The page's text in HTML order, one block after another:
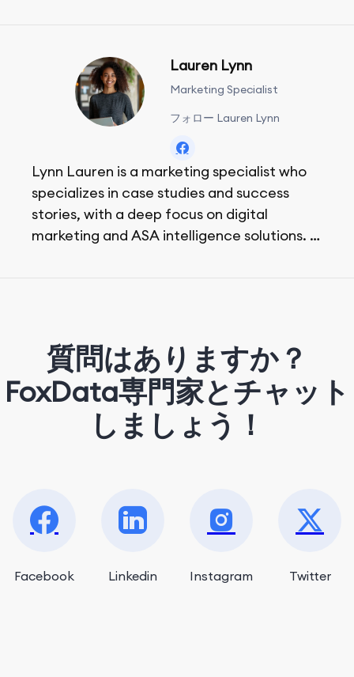
Lauren Lynn
Marketing Specialist
フォロー Lauren Lynn
Lynn Lauren is a marketing specialist who
specializes in case studies and success
stories, with a deep focus on digital
marketing and ASA intelligence solutions.
質問はありますか？
FoxData専門家とチャット
しましょう！
Facebook Linkedin Instagram Twitter